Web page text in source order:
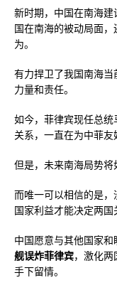
新时期，中国在南海
国在南海的被动局面
为。
有力捍卫了我国南海
力量和责任。
如今，菲律宾现任总
关系，一直在为中菲友
但是，未来南海局势将
而唯一可以相信的是
国家利益才能决定两国
中国愿意与其他国家
舰误炸菲律宾，激化
手下留情。